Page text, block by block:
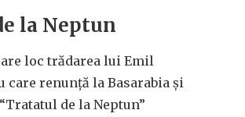
la Neptun
are loc trădarea lui Emil
care renunță la Basarabia și
de la Neptun”